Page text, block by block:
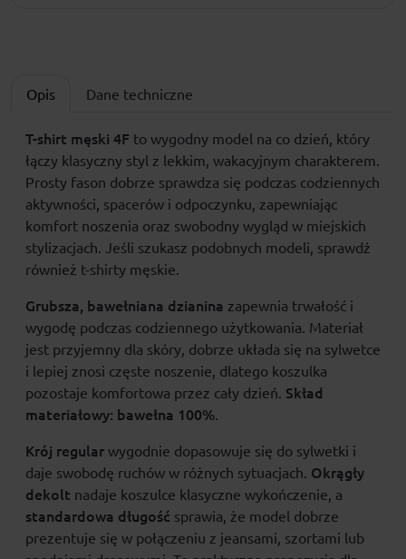
Opis Dane techniczne
T-shirt męski 4F to wygodny model na co dzień, który
łączy klasyczny styl z lekkim, wakacyjnym charakterem.
Prosty fason dobrze sprawdza się podczas codziennych
aktywności, spacerów i odpoczynku, zapewniając
komfort noszenia oraz swobodny wygląd w miejskich
stylizacjach. Jeśli szukasz podobnych modeli, sprawdź
również t-shirty męskie.
Grubsza, bawełniana dzianina zapewnia trwałość i
wygodę podczas codziennego użytkowania. Materiał
jest przyjemny dla skóry, dobrze układa się na sylwetce
i lepiej znosi częste noszenie, dlatego koszulka
pozostaje komfortowa przez cały dzień. Skład
materiałowy: bawełna 100%.
Krój regular wygodnie dopasowuje się do sylwetki i
daje swobodę ruchów w różnych sytuacjach. Okrągły
dekolt nadaje koszulce klasyczne wykończenie, a
standardowa długość sprawia, że model dobrze
prezentuje się w połączeniu z jeansami, szortami lub